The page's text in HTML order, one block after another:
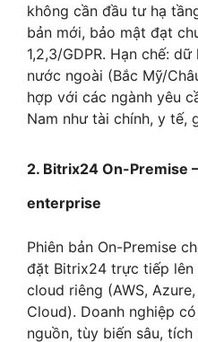
không cần đầu tư hạ
bản mới, bảo mật đạt
1,2,3/GDPR. Hạn chế:
nước ngoài (Bắc Mỹ/
hợp với các ngành yêu
Nam như tài chính, y tế,
2. Bitrix24 On-Premise
enterprise
Phiên bản On-Premise
đặt Bitrix24 trực tiếp lên
cloud riêng (AWS,
Cloud). Doanh nghiệp
nguồn, tùy biến sâu,